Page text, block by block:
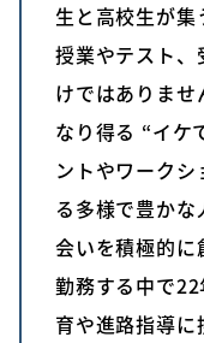
生と高校生が集
授業やテスト、
けではありま
なり得る “イケ
ントやワーク
る多様で豊か
会いを積極的に
勤務する中で
育や進路指導